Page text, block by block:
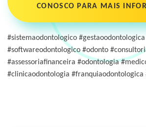
CONOSCO PARA MAIS
#sistemaodontologico #gestaoodontologica
#softwareodontologico #odonto
#assessoriafinanceira #odontologia
#clinicaodontologia #franquiaodontologica